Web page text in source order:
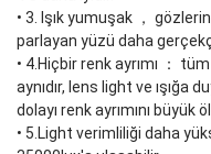
• 3. Işık yumuşak ，
parlayan yüzü daha
• 4.Hiçbir renk ayrımı ：
aynıdır, lens light ve ışığa
dolayı renk ayrımını büyük
• 5.Light verimliliği daha